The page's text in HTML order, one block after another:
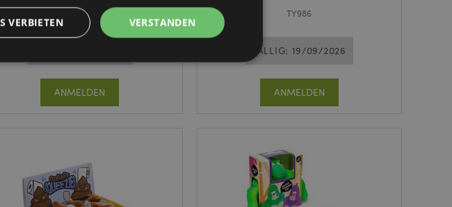
TY930
ANMELDEN
TY986
FÄLLIG: 19/09/2026
ANMELDEN
VERSTANDEN
VERBIETEN
Funktions
Dieses Cookie wird vom Cookie-Script.com-Dienst
verwendet, um die Einwilligungseinstellungen für
Besucher-Cookies zu speichern. Das Cookie-Banner